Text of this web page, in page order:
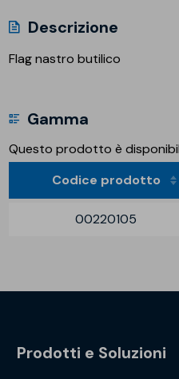
Descrizione
Flag nastro butilico
Gamma
Questo prodotto è
Codice prodotto
00220105
Prodotti e Soluzioni